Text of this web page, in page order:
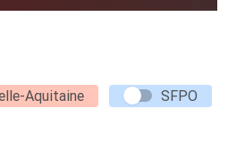
Aquitaine SFPO